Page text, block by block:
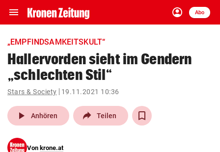
menu Navigation
ein-/ausklappen
account_circle
Anmelden
Abo
close Schließen
account_circle Anmelden
pin_drop
Wien arrow_right
„EMPFINDSAMKEITSKULT“
Hallervorden sieht im Gendern
„schlechten Stil“
Stars & Society 19.11.2021 10:36
play_arrow Anhören Teilen
Von krone.at